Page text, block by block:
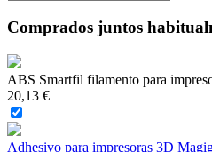
Comprados juntos
ABS Smartfil filamento para
20,13 €
Adhesivo para impresoras 3D